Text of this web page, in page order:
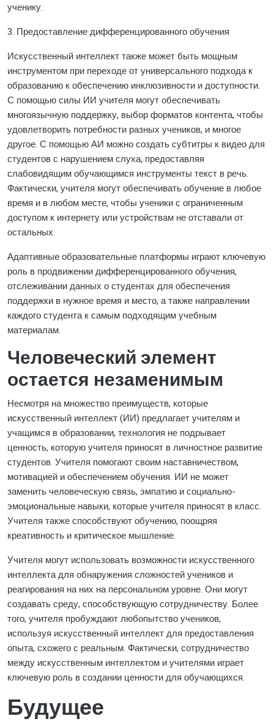
ученику.
3. Предоставление дифференцированного обучения
Искусственный интеллект также может быть мощным
инструментом при переходе от универсального подхода к
образованию к обеспечению инклюзивности и доступности.
С помощью силы ИИ учителя могут обеспечивать
многоязычную поддержку, выбор форматов контента, чтобы
удовлетворить потребности разных учеников, и многое
другое. С помощью АИ можно создать субтитры к видео для
студентов с нарушением слуха, предоставляя
слабовидящим обучающимся инструменты текст в речь.
Фактически, учителя могут обеспечивать обучение в любое
время и в любом месте, чтобы ученики с ограниченным
доступом к интернету или устройствам не отставали от
остальных.
Адаптивные образовательные платформы играют ключевую
роль в продвижении дифференцированного обучения,
отслеживании данных о студентах для обеспечения
поддержки в нужное время и место, а также направлении
каждого студента к самым подходящим учебным
материалам.
Человеческий элемент
остается незаменимым
Несмотря на множество преимуществ, которые
искусственный интеллект (ИИ) предлагает учителям и
учащимся в образовании, технология не подрывает
ценность, которую учителя приносят в личностное развитие
студентов. Учителя помогают своим наставничеством,
мотивацией и обеспечением обучения. ИИ не может
заменить человеческую связь, эмпатию и социально-
эмоциональные навыки, которые учителя приносят в класс.
Учителя также способствуют обучению, поощряя
креативность и критическое мышление.
Учителя могут использовать возможности искусственного
интеллекта для обнаружения сложностей учеников и
реагирования на них на персональном уровне. Они могут
создавать среду, способствующую сотрудничеству. Более
того, учителя пробуждают любопытство учеников,
используя искусственный интеллект для предоставления
опыта, схожего с реальным. Фактически, сотрудничество
между искусственным интеллектом и учителями играет
ключевую роль в создании ценности для обучающихся.
Будущее